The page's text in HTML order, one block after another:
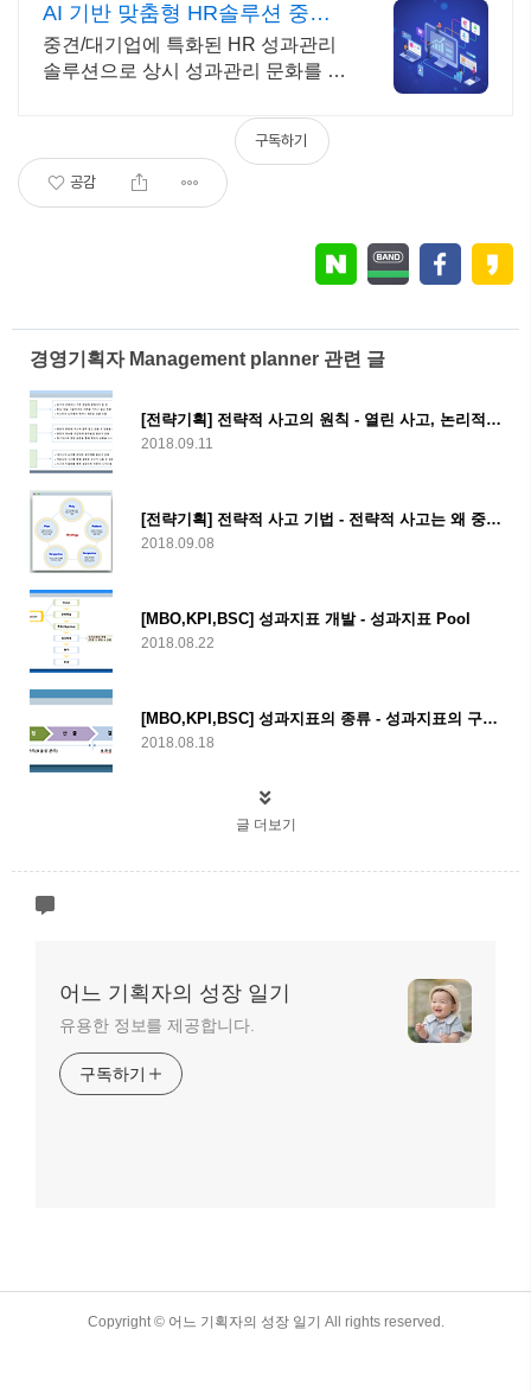
AI 기반 맞춤형 HR솔루션 중견/
대기업 성과관리 솔루션
중견/대기업에 특화된 HR 성과관리
솔루션으로 상시 성과관리 문화를 만
온원 등을 효과적으로 운영해보세요!
공감
구독하기
경영기획자 Management planner 관련 글
[전략기획] 전략적 사고의 원칙 - 열린 사고, 논리적 사고, 비판적 사고
2018.09.11
[전략기획] 전략적 사고 기법 - 전략적 사고는 왜 중요한 것일까?
2018.09.08
[MBO,KPI,BSC] 성과지표 개발 - 성과지표 Pool
2018.08.22
[MBO,KPI,BSC] 성과지표의 종류 - 성과지표의 구분 기준
2018.08.18
글 더보기
어느 기획자의 성장 일기
유용한 정보를 제공합니다.
구독하기
Copyright © 어느 기획자의 성장 일기 All rights reserved.
TistoryWhaleSkin3.4